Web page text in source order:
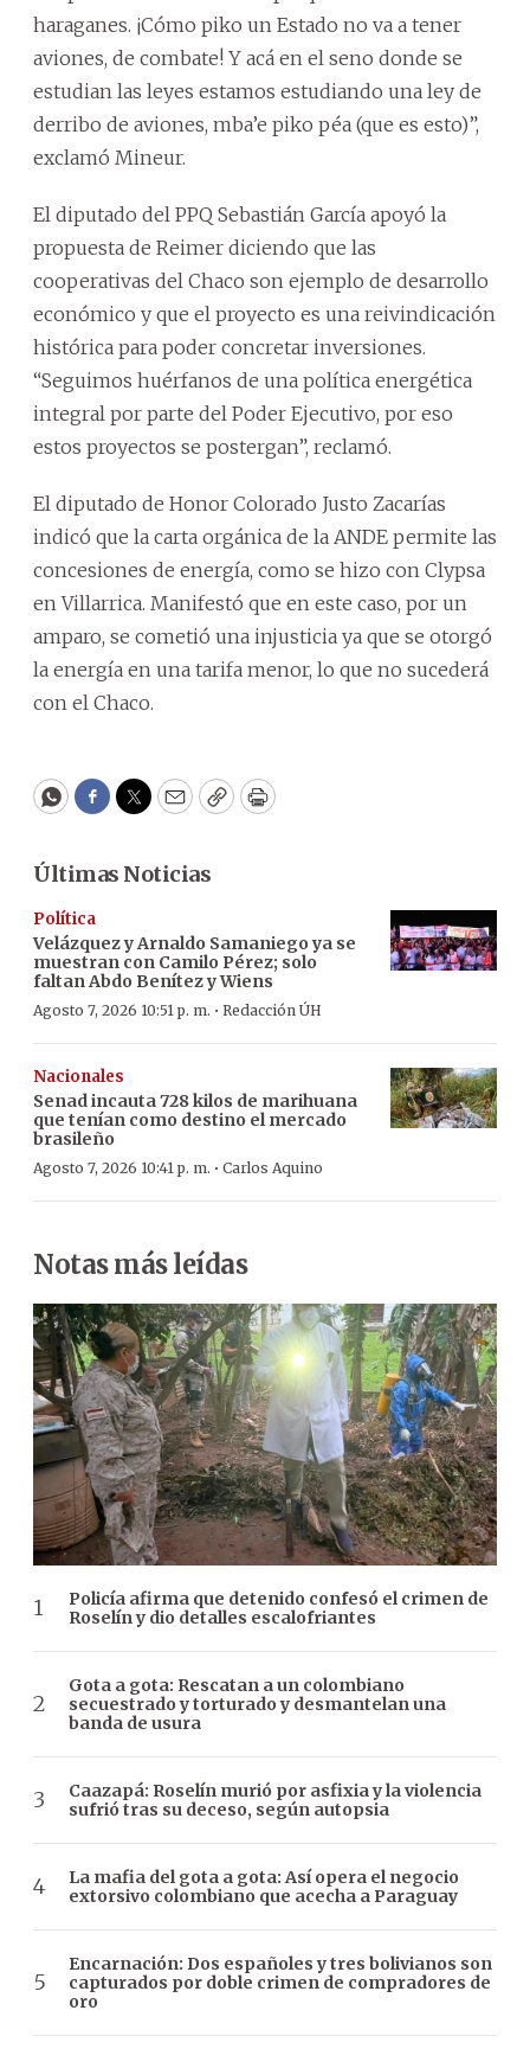
haraganes. ¡Cómo piko un Estado no va a tener
aviones, de combate! Y acá en el seno donde se
estudian las leyes estamos estudiando una ley de
derribo de aviones, mba’e piko péa (que es esto)”,
exclamó Mineur.
El diputado del PPQ Sebastián García apoyó la
propuesta de Reimer diciendo que las
cooperativas del Chaco son ejemplo de desarrollo
económico y que el proyecto es una reivindicación
histórica para poder concretar inversiones.
“Seguimos huérfanos de una política energética
integral por parte del Poder Ejecutivo, por eso
estos proyectos se postergan”, reclamó.
El diputado de Honor Colorado Justo Zacarías
indicó que la carta orgánica de la ANDE permite las
concesiones de energía, como se hizo con Clypsa
en Villarrica. Manifestó que en este caso, por un
amparo, se cometió una injusticia ya que se otorgó
la energía en una tarifa menor, lo que no sucederá
con el Chaco.
WhatsApp
Facebook
Twitter
EmailCopyPrint
Últimas Noticias
Política
Velázquez y Arnaldo Samaniego ya se
muestran con Camilo Pérez; solo
faltan Abdo Benítez y Wiens
Agosto 7, 2026 10:51 p. m. · Redacción ÚH
Nacionales
Senad incauta 728 kilos de marihuana
que tenían como destino el mercado
brasileño
Agosto 7, 2026 10:41 p. m. · Carlos Aquino
Notas más leídas
Policía afirma que detenido confesó el crimen de
Roselín y dio detalles escalofriantes
Gota a gota: Rescatan a un colombiano
secuestrado y torturado y desmantelan una
banda de usura
Caazapá: Roselín murió por asfixia y la violencia
sufrió tras su deceso, según autopsia
La mafia del gota a gota: Así opera el negocio
extorsivo colombiano que acecha a Paraguay
Encarnación: Dos españoles y tres bolivianos son
capturados por doble crimen de compradores de
oro